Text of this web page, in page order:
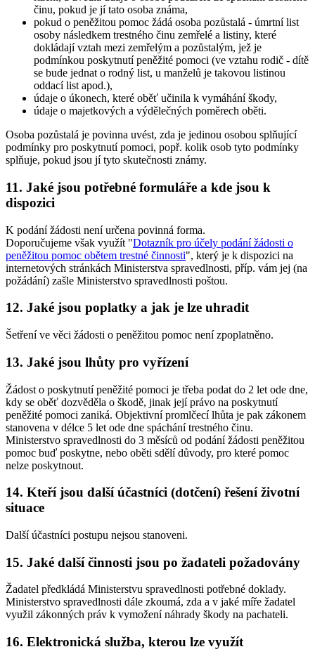
činu, pokud je jí tato osoba známa,
pokud o peněžitou pomoc žádá osoba pozůstalá - úmrtní list
osoby následkem trestného činu zemřelé a listiny, které
dokládají vztah mezi zemřelým a pozůstalým, jež je
podmínkou poskytnutí peněžité pomoci (ve vztahu rodič - dítě
se bude jednat o rodný list, u manželů je takovou listinou
oddací list apod.),
údaje o úkonech, které oběť učinila k vymáhání škody,
údaje o majetkových a výdělečných poměrech oběti.
Osoba pozůstalá je povinna uvést, zda je jedinou osobou splňující
podmínky pro poskytnutí pomoci, popř. kolik osob tyto podmínky
splňuje, pokud jsou jí tyto skutečnosti známy.
11. Jaké jsou potřebné formuláře a kde jsou k
dispozici
K podání žádosti není určena povinná forma.
Doporučujeme však využít "Dotazník pro účely podání žádosti o
peněžitou pomoc obětem trestné činnosti", který je k dispozici na
internetových stránkách Ministerstva spravedlnosti, příp. vám jej (na
požádání) zašle Ministerstvo spravedlnosti poštou.
12. Jaké jsou poplatky a jak je lze uhradit
Šetření ve věci žádosti o peněžitou pomoc není zpoplatněno.
13. Jaké jsou lhůty pro vyřízení
Žádost o poskytnutí peněžité pomoci je třeba podat do 2 let ode dne,
kdy se oběť dozvěděla o škodě, jinak její právo na poskytnutí
peněžité pomoci zaniká. Objektivní promlčecí lhůta je pak zákonem
stanovena v délce 5 let ode dne spáchání trestného činu.
Ministerstvo spravedlnosti do 3 měsíců od podání žádosti peněžitou
pomoc buď poskytne, nebo oběti sdělí důvody, pro které pomoc
nelze poskytnout.
14. Kteří jsou další účastníci (dotčení) řešení životní
situace
Další účastníci postupu nejsou stanoveni.
15. Jaké další činnosti jsou po žadateli požadovány
Žadatel předkládá Ministerstvu spravedlnosti potřebné doklady.
Ministerstvo spravedlnosti dále zkoumá, zda a v jaké míře žadatel
využil zákonných práv k vymožení náhrady škody na pachateli.
16. Elektronická služba, kterou lze využít